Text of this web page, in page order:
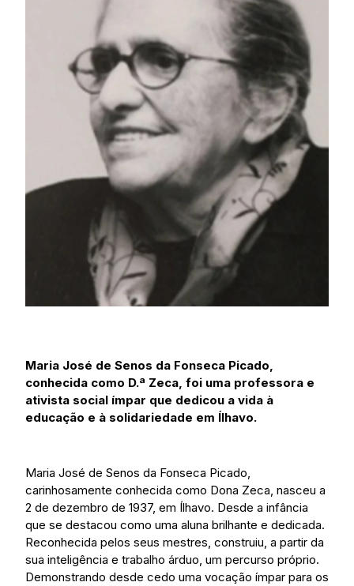
Maria José de Senos da Fonseca Picado,
conhecida como D.ª Zeca, foi uma professora e
ativista social ímpar que dedicou a vida à
educação e à solidariedade em Ílhavo.
Maria José de Senos da Fonseca Picado,
carinhosamente conhecida como Dona Zeca, nasceu a
2 de dezembro de 1937, em Ílhavo. Desde a infância
que se destacou como uma aluna brilhante e dedicada.
Reconhecida pelos seus mestres, construiu, a partir da
sua inteligência e trabalho árduo, um percurso próprio.
Demonstrando desde cedo uma vocação ímpar para os